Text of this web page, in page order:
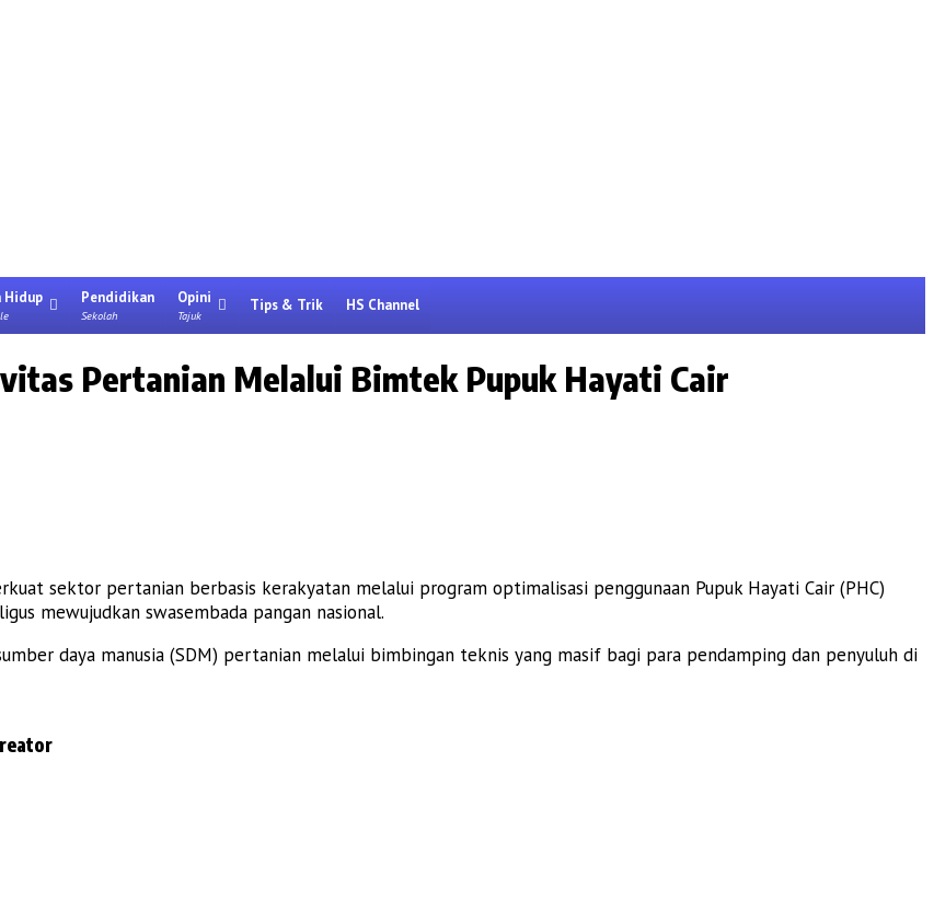
Hidup Pendidikan
Sekolah
Opini
Tajuk
Tips & Trik HS Channel
Pertanian Melalui Bimtek Pupuk Hayati Cair
sektor pertanian berbasis kerakyatan melalui program optimalisasi penggunaan Pupuk Hayati Cair (PHC)
mewujudkan swasembada pangan nasional.
daya manusia (SDM) pertanian melalui bimbingan teknis yang masif bagi para pendamping dan penyuluh di